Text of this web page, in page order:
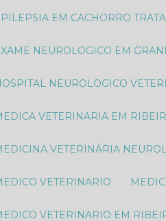
EPILEPSIA EM CACHORRO
EXAME NEUROLOGICO EM
HOSPITAL NEUROLOGICO
MEDICA VETERINARIA EM
MEDICINA VETERINÁRIA
MEDICO VETERINARIO
MEDICO VETERINARIO EM